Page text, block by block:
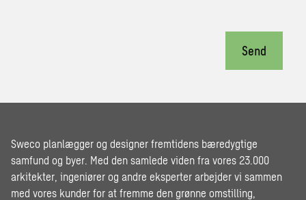
Send
Sweco planlægger og designer fremtidens bæredygtige
samfund og byer. Med den samlede viden fra vores 23.000
arkitekter, ingeniører og andre eksperter arbejder vi sammen
med vores kunder for at fremme den grønne omstilling,